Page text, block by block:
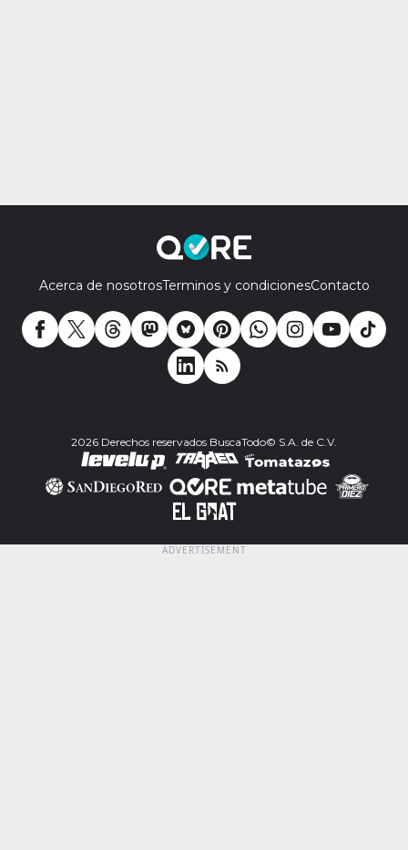
Acerca de nosotrosTerminos y condicionesContacto
2026 Derechos reservados BuscaTodo© S.A. de C.V.